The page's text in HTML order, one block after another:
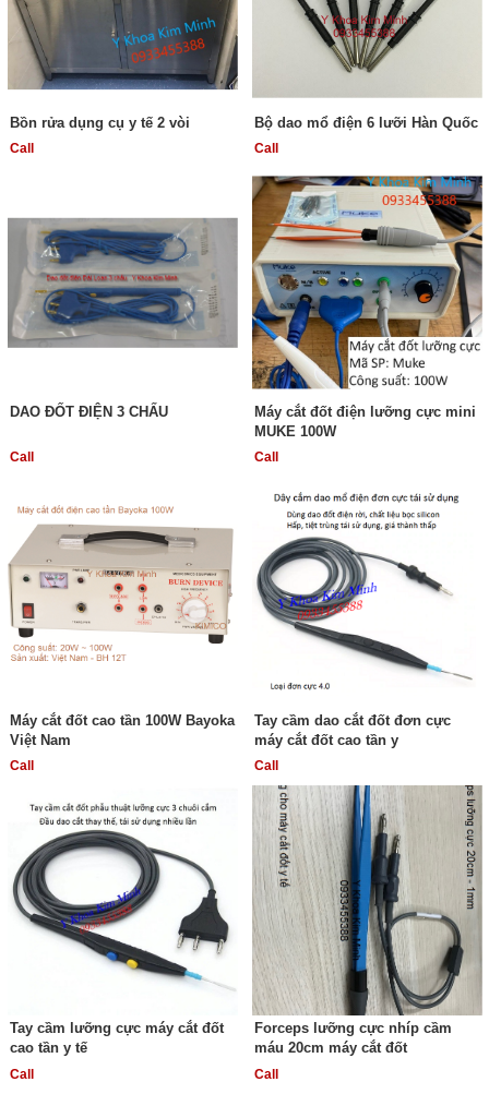
Bồn rửa dụng cụ y tế 2 vòi
Call
Bộ dao mổ điện 6 lưỡi Hàn Quốc
Call
DAO ĐỐT ĐIỆN 3 CHẤU
Call
Máy cắt đốt điện lưỡng cực mini
MUKE 100W
Call
Máy cắt đốt cao tần 100W Bayoka
Việt Nam
Call
Tay cầm dao cắt đốt đơn cực
máy cắt đốt cao tần y
Call
Tay cầm lưỡng cực máy cắt đốt
cao tần y tế
Call
Forceps lưỡng cực nhíp cầm
máu 20cm máy cắt đốt
Call